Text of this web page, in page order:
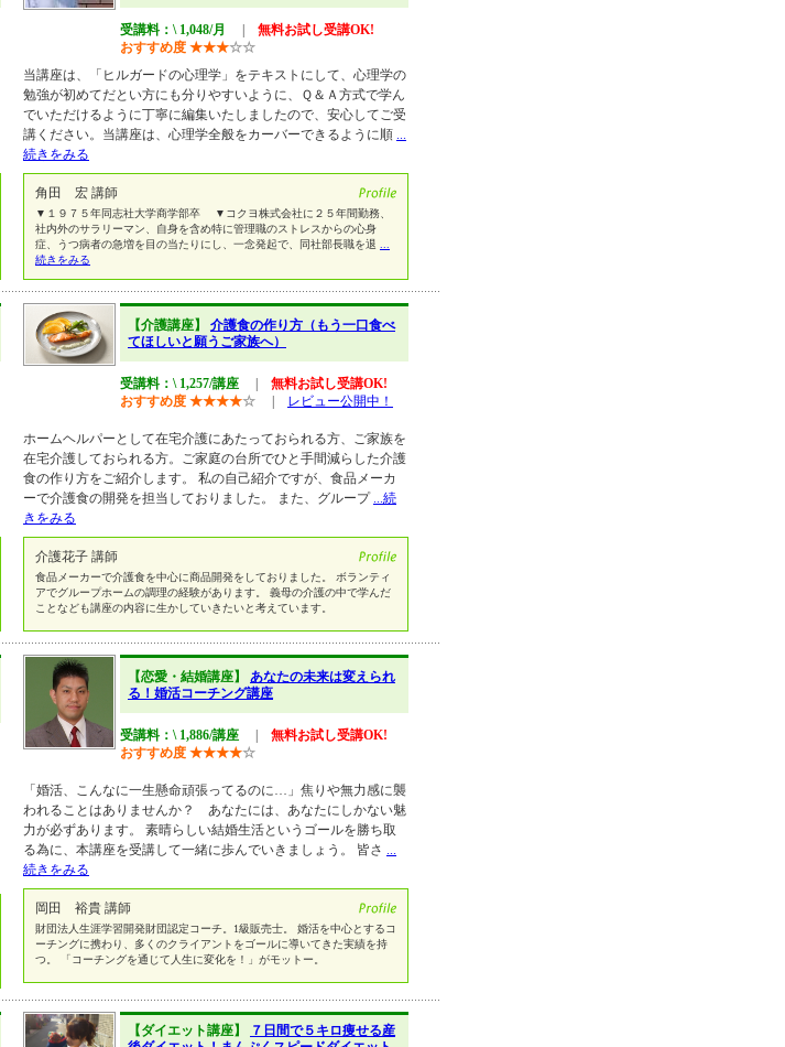
受講料：\ 1,048/月
無料お試し受講OK!
おすすめ度 ★★★☆☆
当講座は、「ヒルガードの心理学」をテキストにして、心理学の
勉強が初めてだとい方にも分りやすいように、Ｑ＆Ａ方式で学ん
でいただけるように丁寧に編集いたしましたので、安心してご受
講ください。当講座は、心理学全般をカーバーできるように順 ...
続きをみる
角田 宏 講師
▼１９７５年同志社大学商学部卒 ▼コクヨ株式会社に２５年間勤務、
社内外のサラリーマン、自身を含め特に管理職のストレスからの心身
症、うつ病者の急増を目の当たりにし、一念発起で、同社部長職を退
続きをみる
【介護講座】 介護食の作り方（もう一口食べ
てほしいと願うご家族へ）
受講料：\ 1,257/講座
無料お試し受講OK!
おすすめ度 ★★★★☆ レビュー公開中！
ホームヘルパーとして在宅介護にあたっておられる方、ご家族を
在宅介護しておられる方。ご家庭の台所でひと手間減らした介護
食の作り方をご紹介します。 私の自己紹介ですが、食品メーカ
ーで介護食の開発を担当しておりました。 また、グループ ...続
きをみる
介護花子 講師
食品メーカーで介護食を中心に商品開発をしておりました。 ボランティ
アでグループホームの調理の経験があります。 義母の介護の中で学んだ
ことなども講座の内容に生かしていきたいと考えています。
【恋愛・結婚講座】 あなたの未来は変えられ
る！婚活コーチング講座
受講料：\ 1,886/講座
無料お試し受講OK!
おすすめ度 ★★★★☆
「婚活、こんなに一生懸命頑張ってるのに…」焦りや無力感に襲
われることはありませんか？ あなたには、あなたにしかない魅
力が必ずあります。 素晴らしい結婚生活というゴールを勝ち取
る為に、本講座を受講して一緒に歩んでいきましょう。 皆さ ...
続きをみる
岡田 裕貴 講師
財団法人生涯学習開発財団認定コーチ。1級販売士。 婚活を中心とするコ
ーチングに携わり、多くのクライアントをゴールに導いてきた実績を持
つ。 「コーチングを通じて人生に変化を！」がモットー。
【ダイエット講座】
７日間で５キロ痩せる産